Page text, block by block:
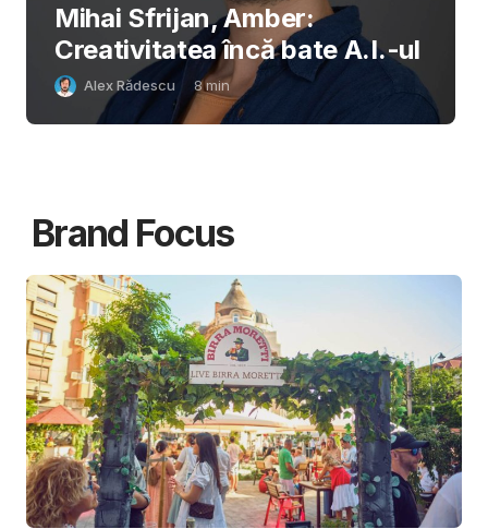
Mihai Sfrijan, Amber:
Creativitatea încă bate A.I.-ul
Alex Rădescu 8min
Brand Focus